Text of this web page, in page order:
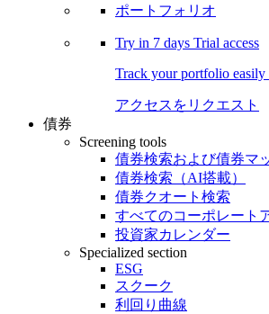
ポートフォリオ
Try in 7 days Trial access
Track your portfolio
アクセスをリクエスト
債券
Screening tools
債券検索および債券マ
債券検索（AI搭載）
債券クオート検索
すべてのコーポレート
投資家カレンダー
Specialized section
ESG
スクーク
利回り曲線